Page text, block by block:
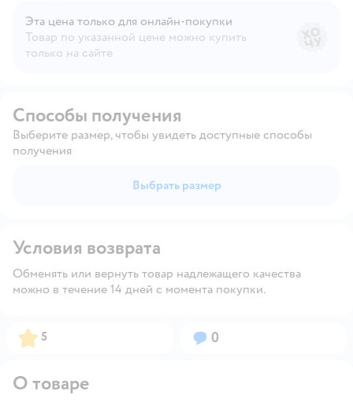
Эта цена только для онлайн‑покупки
Товар по указанной цене можно купить
только на сайте
Способы получения
Выберите размер, чтобы увидеть доступные способы
получения
Выбрать размер
Условия возврата
Обменять или вернуть товар надлежащего качества
можно в течение 14 дней с момента покупки.
Рейтинг:
5 Вопросов:
0
О товаре